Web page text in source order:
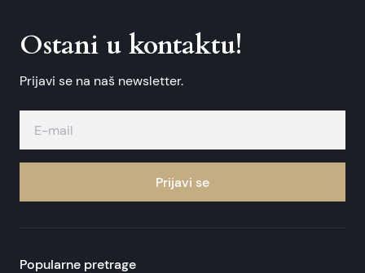
Ostani u kontaktu!
Prijavi se na naš newsletter.
Prijavi se
Popularne pretrage